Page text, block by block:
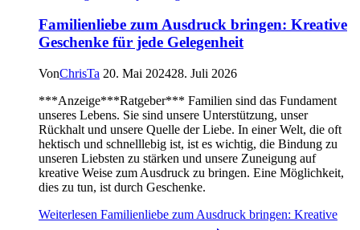
Familienliebe zum Ausdruck bringen: Kreative
Geschenke für jede Gelegenheit
VonChrisTa 20. Mai 202428. Juli 2026
***Anzeige***Ratgeber*** Familien sind das Fundament
unseres Lebens. Sie sind unsere Unterstützung, unser
Rückhalt und unsere Quelle der Liebe. In einer Welt, die oft
hektisch und schnelllebig ist, ist es wichtig, die Bindung zu
unseren Liebsten zu stärken und unsere Zuneigung auf
kreative Weise zum Ausdruck zu bringen. Eine Möglichkeit,
dies zu tun, ist durch Geschenke.
Weiterlesen Familienliebe zum Ausdruck bringen: Kreative